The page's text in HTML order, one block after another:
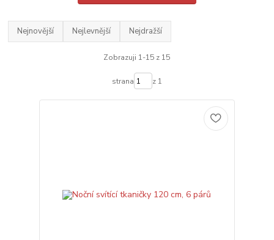
Nejnovější Nejlevnější Nejdražší
Zobrazuji 1-15 z 15
strana z 1